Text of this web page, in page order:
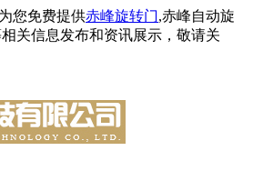
您免费提供赤峰旋转门,赤峰自动旋
关信息发布和资讯展示，敬请关